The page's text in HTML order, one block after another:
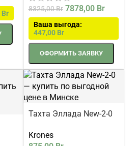
Br 8325,00Br 7878,00 Br
Ваша выгода:
447,00 Br
ОФОРМИТЬ ЗАЯВКУ
Тахта Эллада New-2-0
Krones